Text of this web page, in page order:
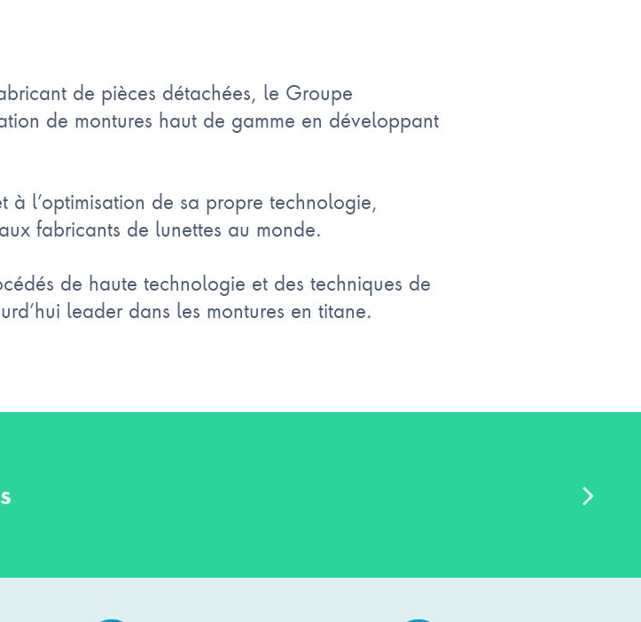
de pièces détachées, le Groupe
de montures haut de gamme en développant
l’optimisation de sa propre technologie,
fabricants de lunettes au monde.
de haute technologie et des techniques de
leader dans les montures en titane.